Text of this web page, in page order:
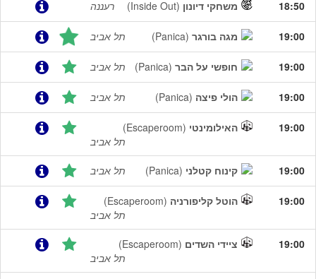
18:50 משחקי דיונון (Inside Out) רעננה
19:00 מגה בורגר (Panica) תל אביב
19:00 חופשי על הבר (Panica) תל אביב
19:00 הולי פיצה (Panica) תל אביב
19:00 האילומינטי (Escaperoom)
תל אביב
19:00 קינוח קטלני (Panica) תל אביב
19:00 הוטל קליפורניה (Escaperoom)
תל אביב
19:00 ציידי השדים (Escaperoom)
תל אביב